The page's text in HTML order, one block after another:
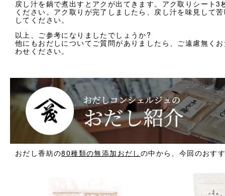
戻し汁を鍋で煮出すとアクが出てきます。アク取りシート3
ください。アク取りが完了しましたら、戻し汁を味見して
してください。
以上、ご参考になりましたでしょうか?
他にもおだしについてご質問がありましたら、ご遠慮無く
わせください。
おだし香紡の80種類の無添加おだし の中から、今回のおす